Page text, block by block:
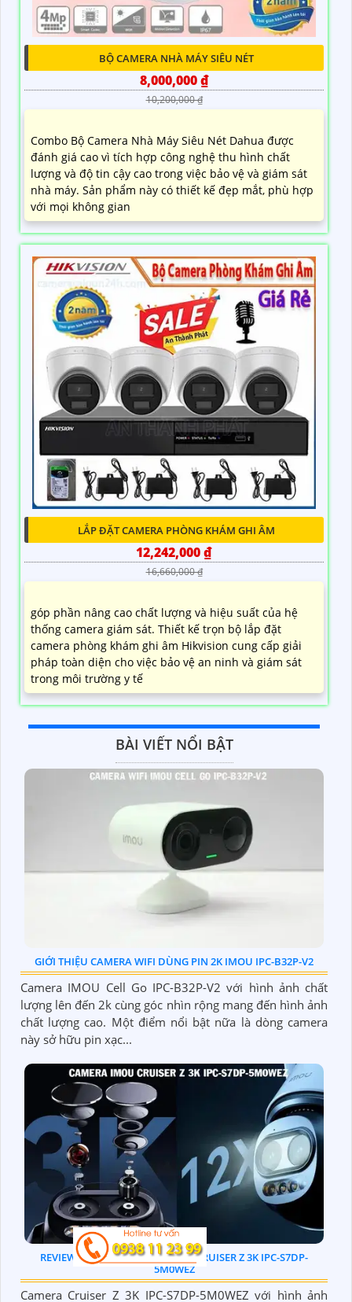
BỘ CAMERA NHÀ MÁY SIÊU NÉT
8,000,000 ₫
10,200,000 ₫
Combo Bộ Camera Nhà Máy Siêu Nét Dahua được
đánh giá cao vì tích hợp công nghệ thu hình chất
lượng và độ tin cậy cao trong việc bảo vệ và giám sát
nhà máy. Sản phẩm này có thiết kế đẹp mắt, phù hợp
với mọi không gian
LẮP ĐẶT CAMERA PHÒNG KHÁM GHI ÂM
12,242,000 ₫
16,660,000 ₫
góp phần nâng cao chất lượng và hiệu suất của hệ
thống camera giám sát. Thiết kế trọn bộ lắp đặt
camera phòng khám ghi âm Hikvision cung cấp giải
pháp toàn diện cho việc bảo vệ an ninh và giám sát
trong môi trường y tế
BÀI VIẾT NỔI BẬT
GIỚI THIỆU CAMERA WIFI DÙNG PIN 2K IMOU IPC-B32P-V2
Camera IMOU Cell Go IPC-B32P-V2 với hình ảnh chất
lượng lên đến 2k cùng góc nhìn rộng mang đến hình ảnh
chất lượng cao. Một điểm nổi bật nữa là dòng camera
này sở hữu pin xạc...
REVIEW CAMERA ỐNG KÍNH KÉP CRUISER Z 3K IPC-S7DP-
5M0WEZ
Camera Cruiser Z 3K IPC-S7DP-5M0WEZ với hình ảnh